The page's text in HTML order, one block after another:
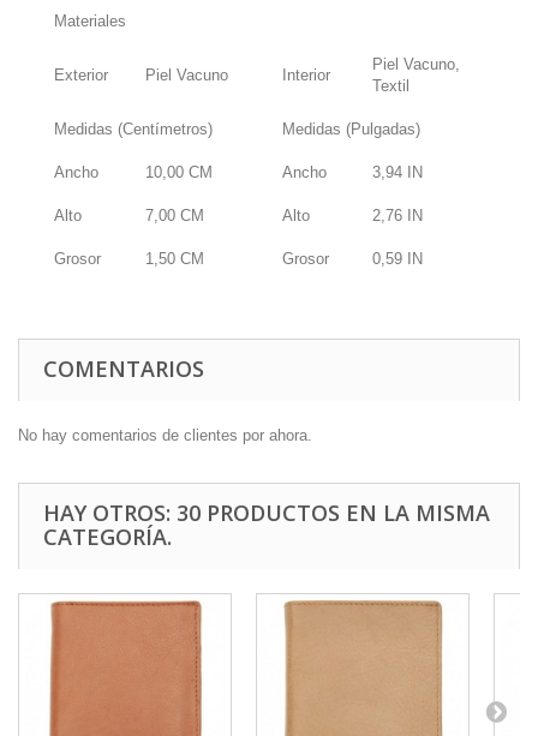
Materiales
Exterior Piel Vacuno Interior
Piel Vacuno,
Textil
Medidas (Centímetros) Medidas (Pulgadas)
Ancho 10,00 CM Ancho 3,94 IN
Alto 7,00 CM Alto 2,76 IN
Grosor 1,50 CM Grosor 0,59 IN
COMENTARIOS
No hay comentarios de clientes por ahora.
HAY OTROS: 30 PRODUCTOS EN LA MISMA
CATEGORÍA.